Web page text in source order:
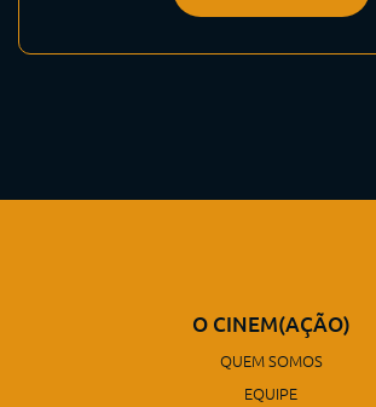
O CINEM(AÇÃO)
QUEM SOMOS
EQUIPE